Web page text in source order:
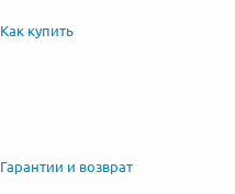
Как купить
Гарантии и возврат